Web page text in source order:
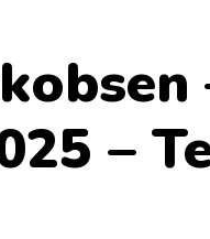
–